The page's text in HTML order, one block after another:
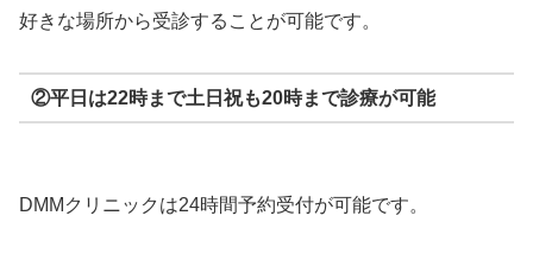
好きな場所から受診することが可能です。
②平日は22時まで土日祝も20時まで診療が可能
DMMクリニックは24時間予約受付が可能です。